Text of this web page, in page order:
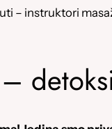
– instruktori